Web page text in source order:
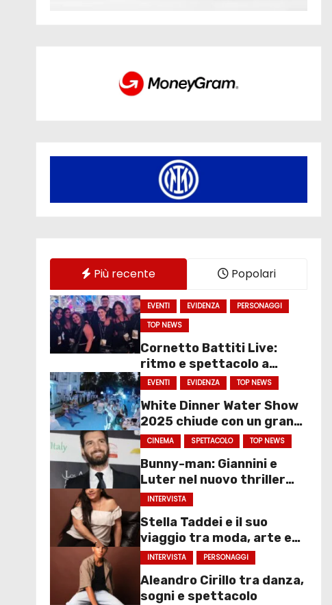
Più recente Popolari
EVENTI EVIDENZA
PERSONAGGI
TOP NEWS
Cornetto Battiti Live:
ritmo e spettacolo a
Molfetta
EVENTI EVIDENZA TOP NEWS
White Dinner Water Show
2025 chiude con un gran
finale
CINEMA SPETTACOLO TOP NEWS
Bunny-man: Giannini e
Luter nel nuovo thriller
sociale
INTERVISTA
Stella Taddei e il suo
viaggio tra moda, arte e
spettacolo
INTERVISTA PERSONAGGI
Aleandro Cirillo tra danza,
sogni e spettacolo